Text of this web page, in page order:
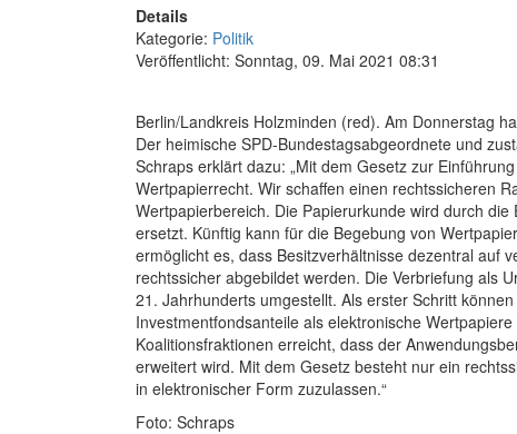
Details
Kategorie: Politik
Veröffentlicht: Sonntag, 09. Mai 2021 08:31
Berlin/Landkreis Holzminden (red). Am Donnerstag
Der heimische SPD-Bundestagsabgeordnete und
Schraps erklärt dazu: „Mit dem Gesetz zur
Wertpapierrecht. Wir schaffen einen rechtssicheren
Wertpapierbereich. Die Papierurkunde wird durch
ersetzt. Künftig kann für die Begebung von
ermöglicht es, dass Besitzverhältnisse dezentral auf
rechtssicher abgebildet werden. Die Verbriefung als
21. Jahrhunderts umgestellt. Als erster Schritt
Investmentfondsanteile als elektronische
Koalitionsfraktionen erreicht, dass der
erweitert wird. Mit dem Gesetz besteht nur ein
in elektronischer Form zuzulassen.“
Foto: Schraps